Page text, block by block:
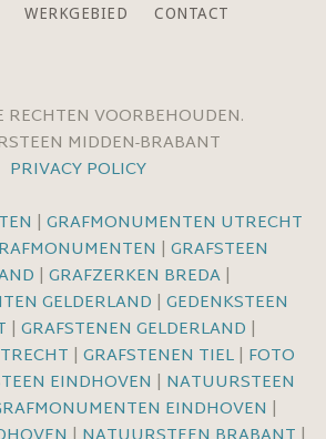
WERKGEBIED CONTACT
RECHTEN VOORBEHOUDEN.
MIDDEN-BRABANT
PRIVACY POLICY
| GRAFMONUMENTEN UTRECHT
| GRAFSTEEN
| GRAFZERKEN BREDA|
GELDERLAND | GEDENKSTEEN
| GRAFSTENEN GELDERLAND |
| GRAFSTENEN TIEL| FOTO
EINDHOVEN | NATUURSTEEN
EINDHOVEN |